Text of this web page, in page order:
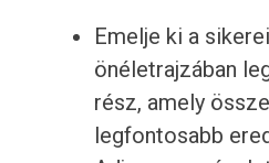
Emelje ki a
önéletrajzában
rész, amely
legfontosabb